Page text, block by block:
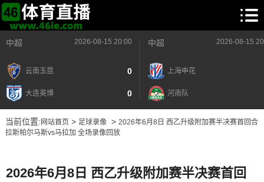
中超 2026-08-15 20:00
云南玉昆 0
大连英博 0
中超 2026-08-15
上海申花
河南队
当前位置: 网站首页> 足球录像 > 2026年6月8日 西乙升级附加赛半决赛首回合
拉斯帕尔马斯vs马拉加 全场录像回放
2026年6月8日 西乙升级附加赛半决赛首回